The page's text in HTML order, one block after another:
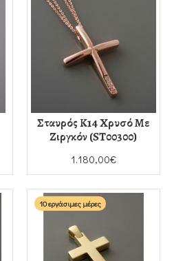
Σταυρός Κ14 Χρυσό Με
Ζιργκόν (ST00300)
1.180,00€
10 εργάσιμες μέρες